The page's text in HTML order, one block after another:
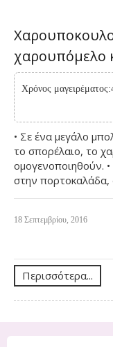
χαρουπόμελο
Χρόνος
• Σε ένα μεγάλο
το σπορέλαιο, το
ομογενοποιηθούν.
στην πορτοκαλάδα,
18 Σεπτεμβρίου, 2016
Περισσότερα...